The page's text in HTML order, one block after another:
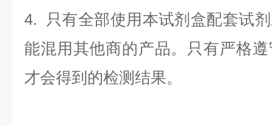
4. 只有全部使用本试剂盒配套试
能混用其他商的产品。只有严格
才会得到的检测结果。